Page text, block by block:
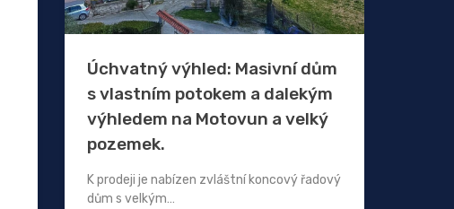
Úchvatný výhled: Masivní dům
s vlastním potokem a dalekým
výhledem na Motovun a velký
pozemek.
K prodeji je nabízen zvláštní koncový řadový
dům s velkým…